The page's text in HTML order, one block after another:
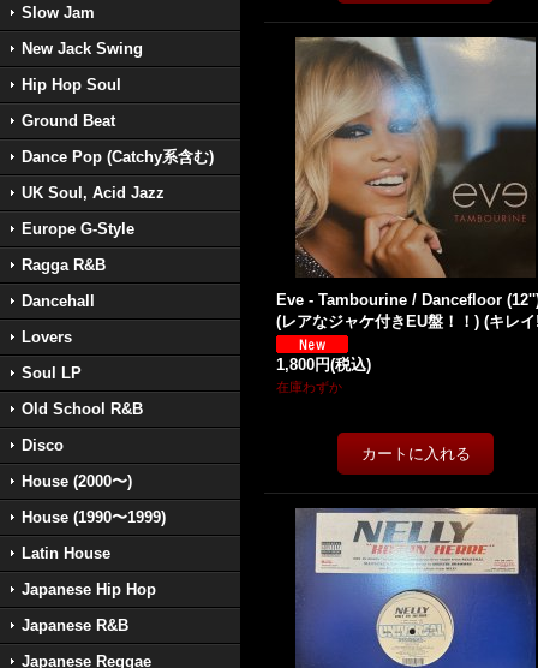
Slow Jam
New Jack Swing
Hip Hop Soul
Ground Beat
Dance Pop (Catchy系含む)
UK Soul, Acid Jazz
Europe G-Style
Ragga R&B
Dancehall
Lovers
Soul LP
Old School R&B
Disco
House (2000〜)
House (1990〜1999)
Latin House
Japanese Hip Hop
Japanese R&B
Japanese Reggae
Eve - Tambourine / Dancefloor
(レアなジャケ付きEU盤！！) (キレ
1,800円(税込)
在庫わずか